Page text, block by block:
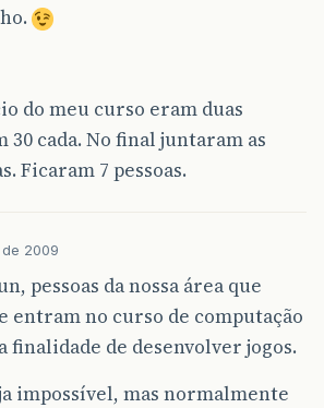
do meu curso eram duas
30 cada. No final juntaram as
Ficaram 7 pessoas.
2009
pessoas da nossa área que
entram no curso de computação
finalidade de desenvolver jogos.
impossível, mas normalmente